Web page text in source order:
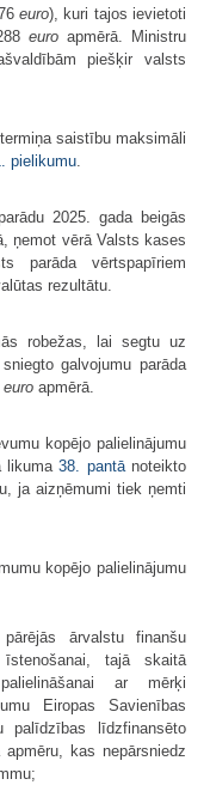
euro), kuri tajos ievietoti
euro apmērā. Ministru
piešķir valsts
saistību maksimāli
pielikumu.
2025. gada beigās
ņemot vērā Valsts kases
parāda vērtspapīriem
rezultātu.
robežas, lai segtu uz
galvojumu parāda
euro apmērā.
kopējo palielinājumu
likuma38. pantānoteikto
ja aizņēmumi tiek ņemti
kopējo palielinājumu
ārvalstu finanšu
tajā skaitā
ar mērķi
Eiropas Savienības
palīdzības līdzfinansēto
kas nepārsniedz